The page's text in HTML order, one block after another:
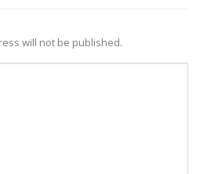
will not be published.